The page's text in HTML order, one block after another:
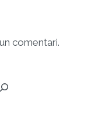
comentari.